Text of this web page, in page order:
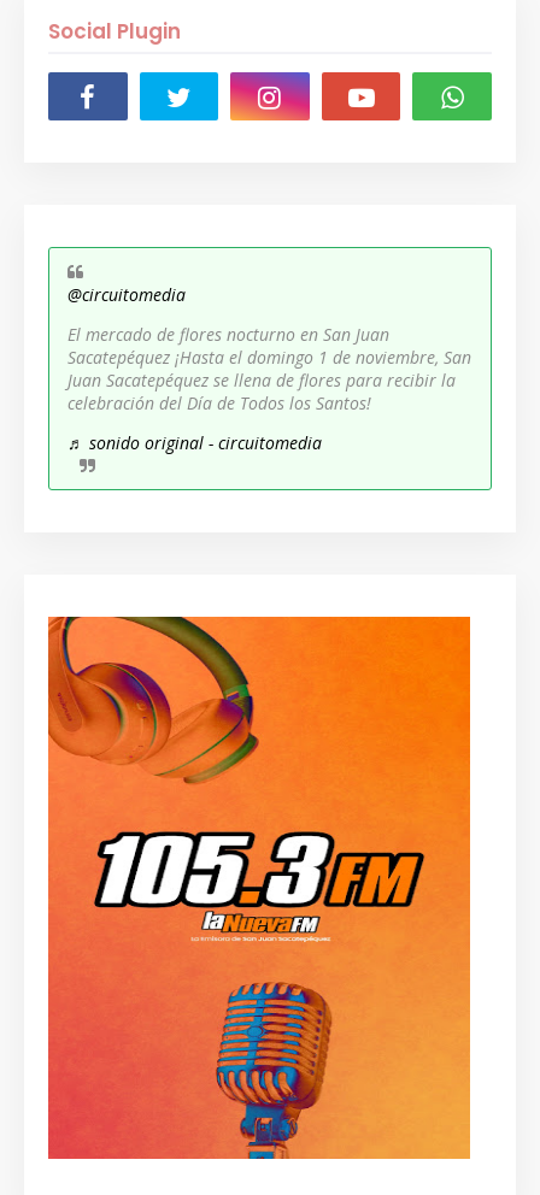
Social Plugin
@circuitomedia
El mercado de flores nocturno en San Juan
Sacatepéquez ¡Hasta el domingo 1 de noviembre, San
Juan Sacatepéquez se llena de flores para recibir la
celebración del Día de Todos los Santos!
♬ sonido original - circuitomedia